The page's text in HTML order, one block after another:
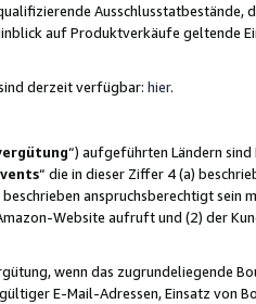
Ausschlusstatbestände,
auf Produktverkäufe geltende
derzeit verfügbar: hier.
“) aufgeführten Ländern
“ die in dieser Ziffer 4 (a)
anspruchsberechtigt sein
Website aufruft und (2) der
wenn das zugrundeliegende
E-Mail-Adressen, Einsatz von